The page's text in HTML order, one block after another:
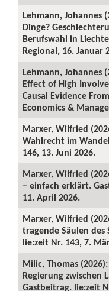
Lehmann, Johannes
Dinge?
Berufswahl in
Regional, 16. Januar
Lehmann, Johannes
Effect of High
Causal Evidence
Economics &
Marxer, Wilfried
Wahlrecht im
146, 13. Juni 2026.
Marxer, Wilfried
– einfach erklärt.
11. April 2026.
Marxer, Wilfried
tragende Säulen des
lie:zeit Nr. 143, 7.
Milic, Thomas
Regierung zwischen
Gastbeitrag. lie:zeit